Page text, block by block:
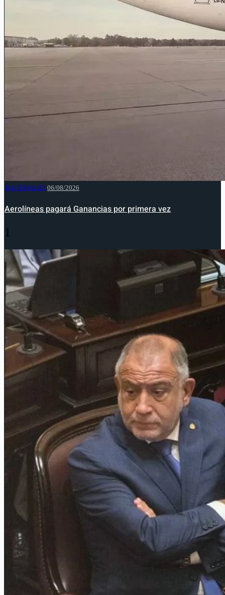
NACIONALES 06/08/2026
Aerolíneas pagará Ganancias por primera vez
1